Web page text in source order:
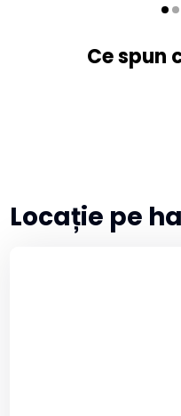
Ce spun
Locație pe